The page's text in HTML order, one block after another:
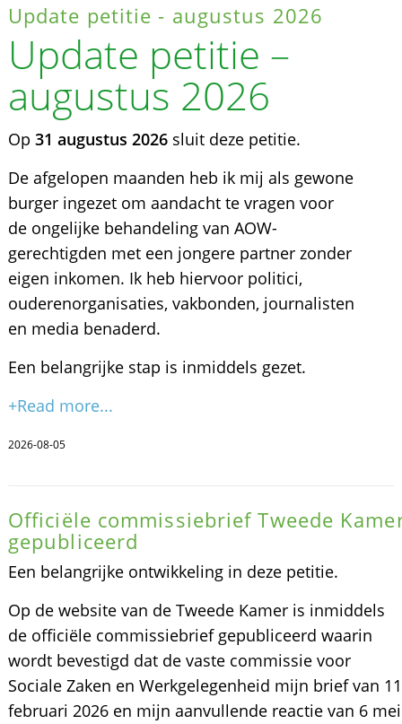
Update petitie - augustus 2026
Update petitie –
augustus 2026
Op 31 augustus 2026sluit deze petitie.
De afgelopen maanden heb ik mij als gewone
burger ingezet om aandacht te vragen voor
de ongelijke behandeling van AOW-
gerechtigden met een jongere partner zonder
eigen inkomen. Ik heb hiervoor politici,
ouderenorganisaties, vakbonden, journalisten
en media benaderd.
Een belangrijke stap is inmiddels gezet.
+Read more...
2026-08-05
Officiële commissiebrief Tweede
gepubliceerd
Een belangrijke ontwikkeling in deze petitie.
Op de website van de Tweede Kamer is inmiddels
de officiële commissiebrief gepubliceerd waarin
wordt bevestigd dat de vaste commissie voor
Sociale Zaken en Werkgelegenheid mijn brief van 11
februari 2026 en mijn aanvullende reactie van 6 mei